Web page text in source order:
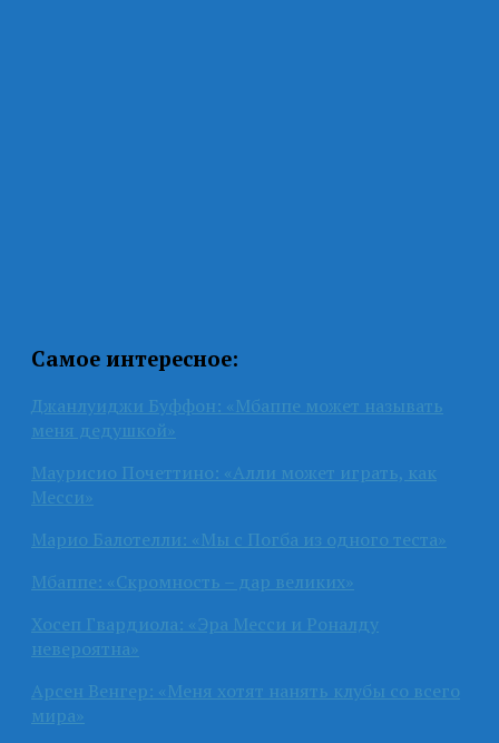
Самое интересное:
Джанлуиджи Буффон: «Мбаппе может называть
меня дедушкой»
Маурисио Почеттино: «Алли может играть, как
Месси»
Марио Балотелли: «Мы с Погба из одного теста»
Мбаппе: «Скромность – дар великих»
Хосеп Гвардиола: «Эра Месси и Роналду
невероятна»
Арсен Венгер: «Меня хотят нанять клубы со всего
мира»